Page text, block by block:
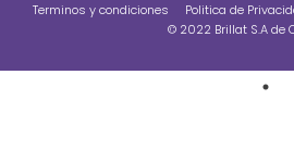
Terminos y condiciones
Politica de
© 2022 Brillat S.A de